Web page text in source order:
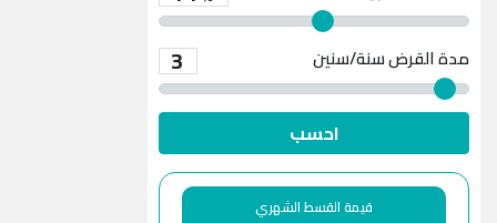
مدة القرض 3 سنة/سنين
احسب
قيمة القسط الشهري